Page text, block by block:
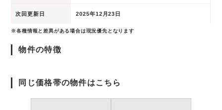
次回更新日 2025年12月23日
※各種情報と差異がある場合は現況優先となります
物件の特徴
同じ価格帯の物件はこちら